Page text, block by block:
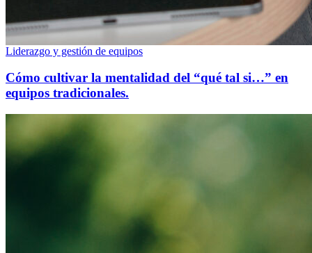
Liderazgo y gestión de equipos
Cómo cultivar la mentalidad del “qué tal si…” en
equipos tradicionales.